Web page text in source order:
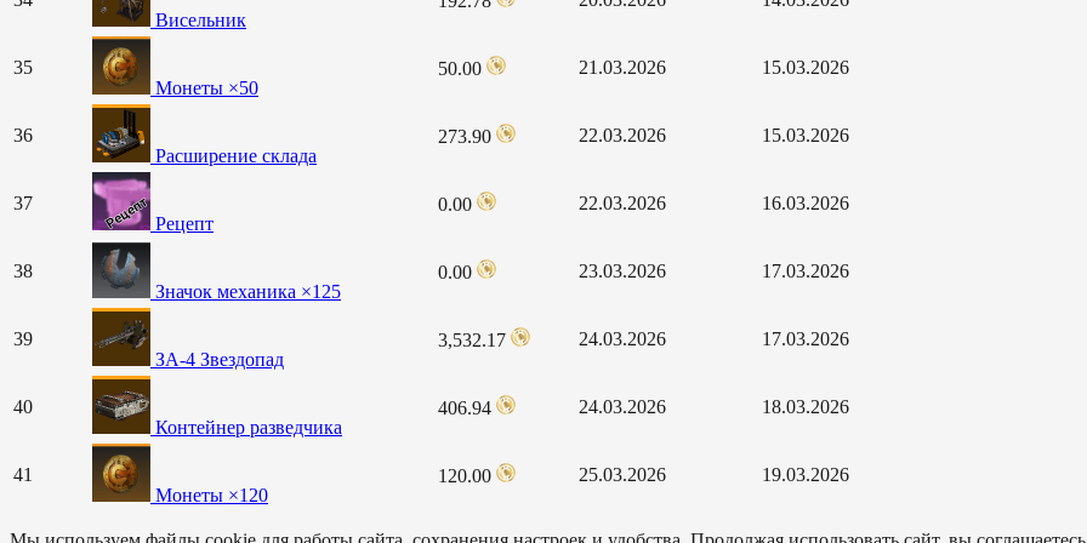
Висельник
35
Монеты ×50
50.00 21.03.2026 15.03.2026
36
Расширение склада
273.90 22.03.2026 15.03.2026
37
Рецепт
0.00 22.03.2026 16.03.2026
38
Значок механика ×125
0.00 23.03.2026 17.03.2026
39
ЗА-4 Звездопад
3,532.17 24.03.2026 17.03.2026
40
Контейнер разведчика
406.94 24.03.2026 18.03.2026
41
Монеты ×120
120.00 25.03.2026 19.03.2026